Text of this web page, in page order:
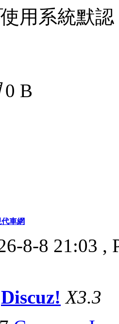
使用系統默認
0 B
車網
8-8 21:03 ,
Discuz! X3.3